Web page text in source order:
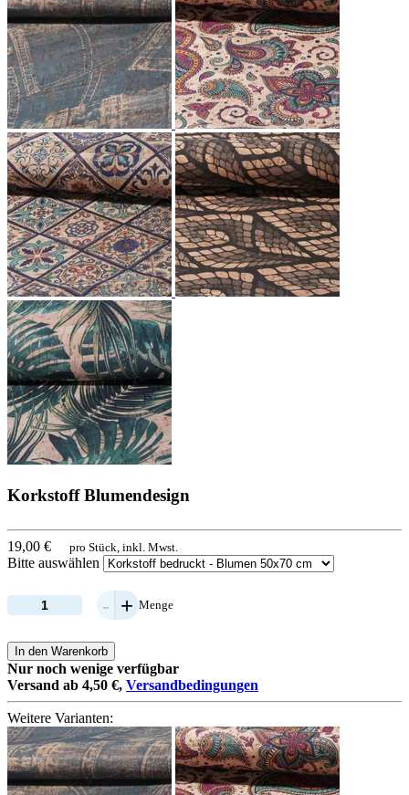
Korkstoff Blumendesign
19,00 € pro Stück, inkl. Mwst.
Bitte auswählen
- + Menge
In den Warenkorb
Nur noch wenige verfügbar
Versand ab 4,50 €, Versandbedingungen
Weitere Varianten: